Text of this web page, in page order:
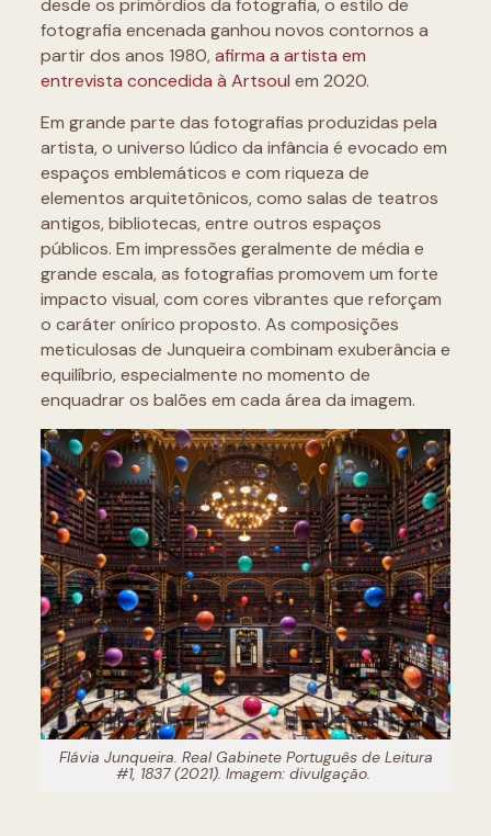
desde os primórdios da fotografia, o estilo de
fotografia encenada ganhou novos contornos a
partir dos anos 1980,afirma a artista em
entrevista concedida à Artsoul em 2020.
Em grande parte das fotografias produzidas pela
artista, o universo lúdico da infância é evocado em
espaços emblemáticos e com riqueza de
elementos arquitetônicos, como salas de teatros
antigos, bibliotecas, entre outros espaços
públicos. Em impressões geralmente de média e
grande escala, as fotografias promovem um forte
impacto visual, com cores vibrantes que reforçam
o caráter onírico proposto. As composições
meticulosas de Junqueira combinam exuberância e
equilíbrio, especialmente no momento de
enquadrar os balões em cada área da imagem.
Flávia Junqueira. Real Gabinete Português de Leitura
#1, 1837(2021). Imagem: divulgação.